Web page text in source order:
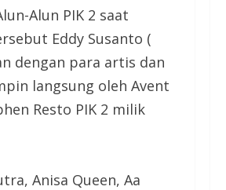
Alun PIK 2 saat
Eddy Susanto (
dengan para artis dan
langsung oleh Avent
Resto PIK 2 milik
Anisa Queen, Aa